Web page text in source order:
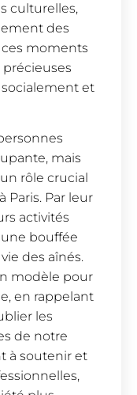
culturelles,
des
moments
socialement et
mais
rôle crucial
Paris. Par leur
activités
bouffée
des aînés.
modèle pour
en rappelant
les
de notre
à soutenir et